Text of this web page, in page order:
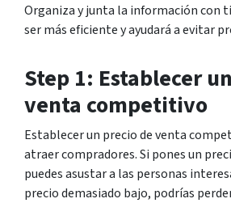
Organiza y junta la información con
ser más eficiente y ayudará a evitar
Step 1: Establecer
venta competitivo
Establecer un precio de venta
atraer compradores. Si pones un
puedes asustar a las personas
precio demasiado bajo, podrías